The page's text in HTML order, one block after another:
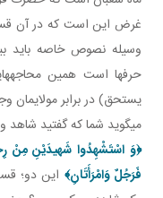
غرض اين است که در آن
وسيله نصوص خاصه بايد
حرف ها است همين محاجه
يستحق) در برابر مولايمان
مي گويد شما که گفتيد شاهد
﴿وَ اسْتَشْهِدُوا شَهيدَيْنِ مِنْ
فَرَجُلٌ وَامْرَأَتَانِ﴾ اين دو؛